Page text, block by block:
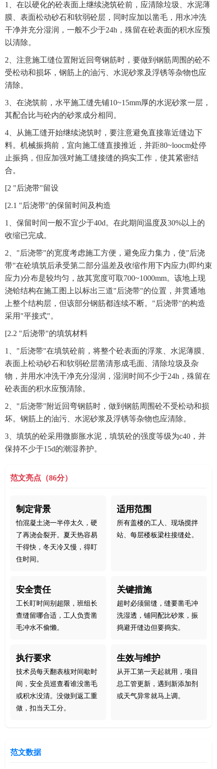
1、在以硬化的砼表面上继续浇筑砼前，应清除垃圾、水泥薄
膜、表面松动砂石和软弱砼层，同时应加以凿毛，用水冲洗
干净并充分湿润，一般不少于24h，殊留在砼表面的积水应预
以清除。
2、注意施工缝位置附近回弯钢筋时，要做到钢筋周围的砼不
受松动和损坏，钢筋上的油污、水泥砂浆及浮锈等杂物也应
清除。
3、在浇筑前，水平施工缝先铺10~15mm厚的水泥砂浆一层，
其配合比与砼内的砂浆成分相同。
4、从施工缝开始继续浇筑时，要注意避免直接靠近缝边下
料。机械振捣前，宜向施工缝直接推近，并距80~loocm处停
止振捣，但应加强对施工缝接缝的捣实工作，使其紧密结
合。
[2 "后浇带"留设
[2.1 "后浇带"的保留时间及构造
1、保留时间一般不宜少于40d。在此期间温度及30%以上的
收缩已完成。
2、"后浇带"的宽度考虑施工方便，避免应力集力，使"后浇
带"在砼填筑后承受第二部分温差及收缩作用下内应力(即约束
应力)分布是较均匀，故其宽度可取700~1000mm。该地上现
浇铪结构在施工图上以标出三道"后浇带"的位置，并贯通地
上整个结构层，但该部分钢筋都连续不断。"后浇带"的构造
采用"平接式"。
[2.2 "后浇带"的填筑材料
1、"后浇带"在填筑砼前，将整个砼表面的浮浆、水泥薄膜、
表面上松动砂石和软弱砼层凿清形成毛面、清除垃圾及杂
物，并用水冲洗干净充分湿润，湿润时间不少于24h，殊留在
砼表面的积水应预清除。
2、"后浇带"附近回弯钢筋时，做到钢筋周围砼不受松动和损
坏。钢筋上的油污、水泥砂浆及浮锈等杂物也应清除。
3、填筑的砼采用微膨胀水泥，填筑砼的强度等级为c40，并
保持不少于15d的潮湿养护。
范文亮点（86分）
制定背景
怕混凝土浇一半停太久，硬
了再浇会裂开。夏天热容易
干得快，冬天冷又慢，得盯
住时间。
适用范围
所有盖楼的工人、现场搅拌
站、每层楼板梁柱接缝处。
安全责任
工长盯时间别超限，班组长
查缝留哪合适，工人负责凿
毛冲水不偷懒。
关键措施
超时必须留缝，缝要凿毛冲
洗湿透，铺同配比砂浆，振
捣避开缝边但要捣实。
执行要求
技术员每天翻表核对间歇时
间，安全员巡查看谁没凿毛
或积水没清。没做到返工重
做，扣当天工分。
生效与维护
从开工第一天起就用，项目
总工管更新，遇到新添加剂
或天气异常就马上调。
范文数据